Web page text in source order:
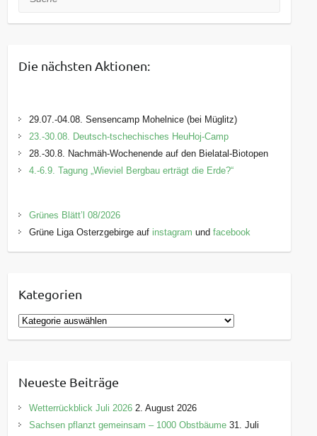
Die nächsten Aktionen:
29.07.-04.08. Sensencamp Mohelnice (bei Müglitz)
23.-30.08. Deutsch-tschechisches HeuHoj-Camp
28.-30.8. Nachmäh-Wochenende auf den Bielatal-Biotopen
4.-6.9. Tagung „Wieviel Bergbau erträgt die Erde?“
Grünes Blätt’l 08/2026
Grüne Liga Osterzgebirge auf instagram undfacebook
Kategorien
K
a
g
o
r
Neueste Beiträge
Wetterrückblick Juli 2026 2. August 2026
Sachsen pflanzt gemeinsam – 1000 Obstbäume 31. Juli